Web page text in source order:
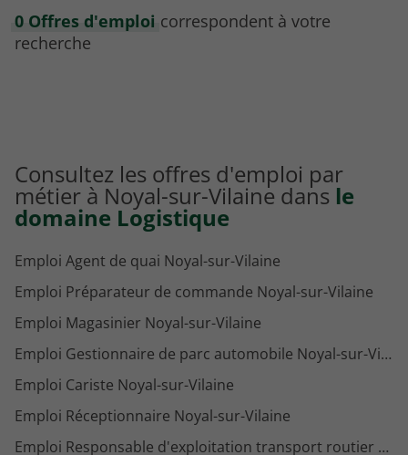
0 Offres d'emploi correspondent à votre
recherche
Consultez les offres d'emploi par
métier à Noyal-sur-Vilaine dans le
domaine Logistique
Emploi Agent de quai Noyal-sur-Vilaine
Emploi Préparateur de commande Noyal-sur-Vilaine
Emploi Magasinier Noyal-sur-Vilaine
Emploi Gestionnaire de parc automobile Noyal-sur-Vilaine
Emploi Cariste Noyal-sur-Vilaine
Emploi Réceptionnaire Noyal-sur-Vilaine
Emploi Responsable d'exploitation transport routier de marchandises Noyal-sur-Vilaine